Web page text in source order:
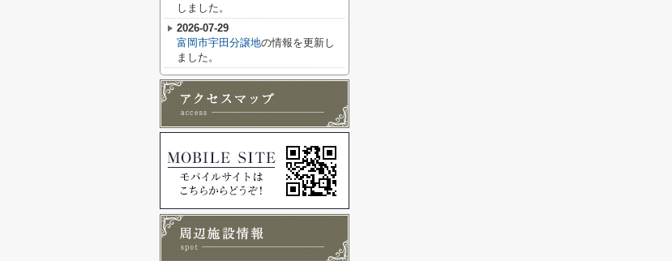
しました。
2026-07-29
富岡市宇田分譲地の情報を更新し
ました。